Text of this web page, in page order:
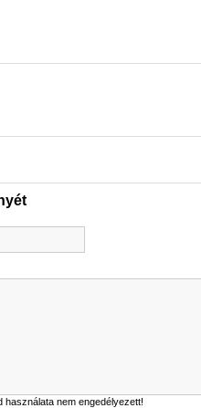
használata nem engedélyezett!